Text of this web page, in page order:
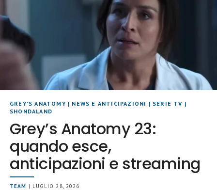
GREY'S ANATOMY| NEWS E ANTICIPAZIONI | SERIE TV |
SHONDALAND
Grey’s Anatomy 23:
quando esce,
anticipazioni e streaming
TEAM | LUGLIO 28, 2026